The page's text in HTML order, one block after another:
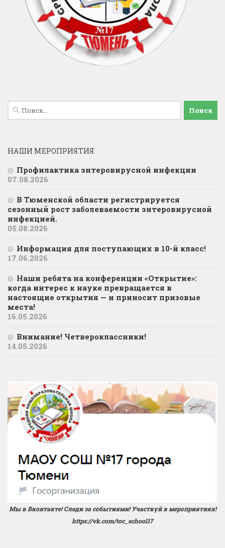
Найти:
НАШИ МЕРОПРИЯТИЯ
Профилактика энтеровирусной инфекции
07.08.2026
В Тюменской области регистрируется
сезонный рост заболеваемости энтеровирусной
инфекцией.
05.08.2026
Информация для поступающих в 10-й класс!
17.06.2026
Наши ребята на конференции «Открытие»:
когда интерес к науке превращается в
настоящие открытия — и приносит призовые
места!
16.05.2026
Внимание! Четвероклассники!
14.05.2026
Мы в Вконтакте! Следи за событиями! Участвуй в мероприятиях!
https://vk.com/toc_school17